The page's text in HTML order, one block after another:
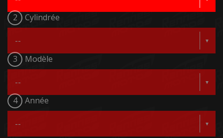
2 Cylindrée
3 Modèle
4 Année